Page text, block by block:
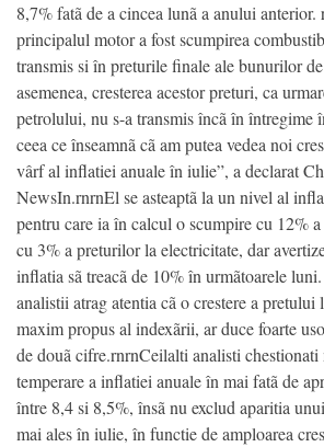
8,7% fatã de a cincea lunã a anului anterior.
principalul motor a fost scumpirea
transmis si în preturile finale ale bunurilor
asemenea, cresterea acestor preturi, ca
petrolului, nu s-a transmis încã în întregime
ceea ce înseamnã cã am putea vedea noi
vârf al inflatiei anuale în iulie”, a declarat
NewsIn.rnrnEl se asteaptã la un nivel al
pentru care ia în calcul o scumpire cu 12%
cu 3% a preturilor la electricitate, dar
inflatia sã treacã de 10% în urmãtoarele
analistii atrag atentia cã o crestere a
maxim propus al indexãrii, ar duce foarte
de douã cifre.rnrnCeilalti analisti chestionati
temperare a inflatiei anuale în mai fatã de
între 8,4 si 8,5%, însã nu exclud aparitia
mai ales în iulie, în functie de amploarea